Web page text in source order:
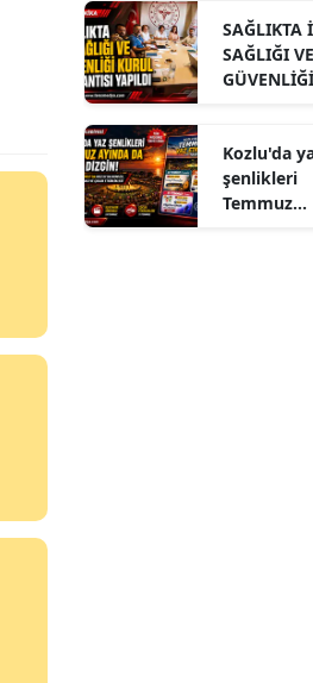
ZİYARET
SAĞLIKTA
SAĞLIĞI VE
GÜVENLİĞİ
YAPILDI
Kozlu'da
şenlikleri
Temmuz